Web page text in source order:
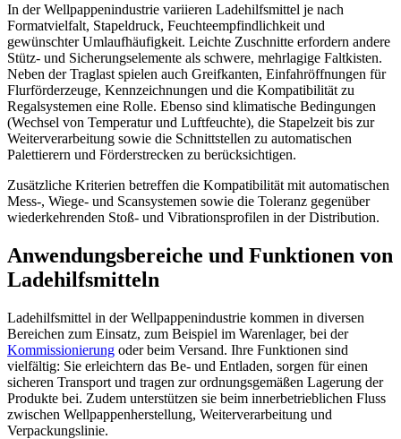
In der Wellpappenindustrie variieren Ladehilfsmittel je nach
Formatvielfalt, Stapeldruck, Feuchteempfindlichkeit und
gewünschter Umlaufhäufigkeit. Leichte Zuschnitte erfordern andere
Stütz- und Sicherungselemente als schwere, mehrlagige Faltkisten.
Neben der Traglast spielen auch Greifkanten, Einfahröffnungen für
Flurförderzeuge, Kennzeichnungen und die Kompatibilität zu
Regalsystemen eine Rolle. Ebenso sind klimatische Bedingungen
(Wechsel von Temperatur und Luftfeuchte), die Stapelzeit bis zur
Weiterverarbeitung sowie die Schnittstellen zu automatischen
Palettierern und Förderstrecken zu berücksichtigen.
Zusätzliche Kriterien betreffen die Kompatibilität mit automatischen
Mess-, Wiege- und Scansystemen sowie die Toleranz gegenüber
wiederkehrenden Stoß- und Vibrationsprofilen in der Distribution.
Anwendungsbereiche und Funktionen von
Ladehilfsmitteln
Ladehilfsmittel in der Wellpappenindustrie kommen in diversen
Bereichen zum Einsatz, zum Beispiel im Warenlager, bei der
Kommissionierung oder beim Versand. Ihre Funktionen sind
vielfältig: Sie erleichtern das Be- und Entladen, sorgen für einen
sicheren Transport und tragen zur ordnungsgemäßen Lagerung der
Produkte bei. Zudem unterstützen sie beim innerbetrieblichen Fluss
zwischen Wellpappenherstellung, Weiterverarbeitung und
Verpackungslinie.